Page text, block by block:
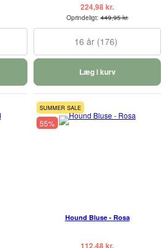
224,98 kr.
Oprindeligt:449,95 kr.
16 år (176)
Læg i kurv
SUMMER SALE
55%
Hound Bluse - Rosa
112,48 kr.